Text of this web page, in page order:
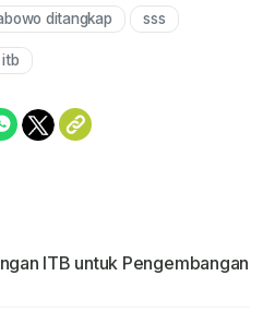
ditangkap sss
ITB untuk Pengembangan